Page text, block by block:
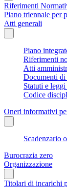
Riferimenti
Piano triennale per
Atti generali
Piano
Riferimenti
Atti
Documenti di
Statuti e
Codice
Oneri informativi
Scadenzario
Burocrazia zero
Organizzazione
Titolari di incarichi